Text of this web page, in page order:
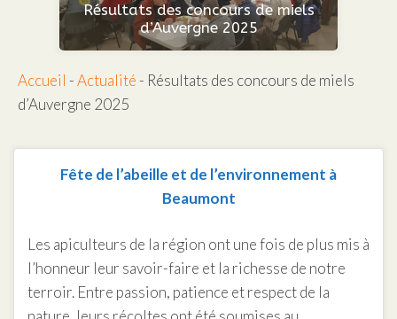
Résultats des concours de miels
d’Auvergne 2025
Accueil -Actualité - Résultats des concours de miels
d’Auvergne 2025
Fête de l’abeille et de l’environnement à
Beaumont
Les apiculteurs de la région ont une fois de plus mis à
l’honneur leur savoir-faire et la richesse de notre
terroir. Entre passion, patience et respect de la